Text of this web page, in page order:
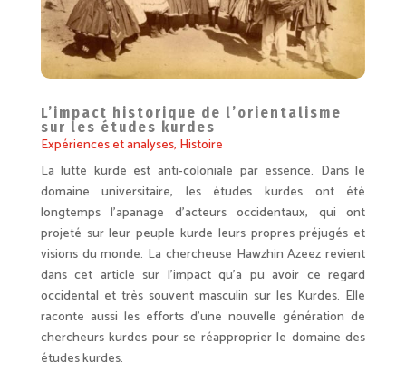
L’impact historique de l’orientalisme
sur les études kurdes
Expériences et analyses, Histoire
La lutte kurde est anti-coloniale par essence. Dans le
domaine universitaire, les études kurdes ont été
longtemps l’apanage d’acteurs occidentaux, qui ont
projeté sur leur peuple kurde leurs propres préjugés et
visions du monde. La chercheuse Hawzhin Azeez revient
dans cet article sur l’impact qu’a pu avoir ce regard
occidental et très souvent masculin sur les Kurdes. Elle
raconte aussi les efforts d’une nouvelle génération de
chercheurs kurdes pour se réapproprier le domaine des
études kurdes.